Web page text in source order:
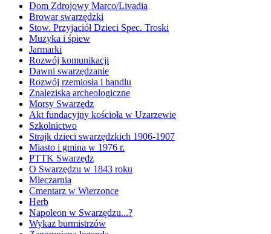
Dom Zdrojowy Marco/Livadia
Browar swarzędzki
Stow. Przyjaciół Dzieci Spec. Troski
Muzyka i śpiew
Jarmarki
Rozwój komunikacji
Dawni swarzędzanie
Rozwój rzemiosła i handlu
Znaleziska archeologiczne
Morsy Swarzędz
Akt fundacyjny kościoła w Uzarzewie
Szkolnictwo
Strajk dzieci swarzędzkich 1906-1907
Miasto i gmina w 1976 r.
PTTK Swarzędz
O Swarzędzu w 1843 roku
Mleczarnia
Cmentarz w Wierzonce
Herb
Napoleon w Swarzędzu...?
Wykaz burmistrzów